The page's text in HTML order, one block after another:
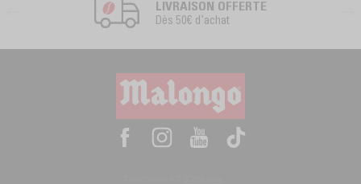
LIVRAISON OFFERTE
Dès 50€ d'achat